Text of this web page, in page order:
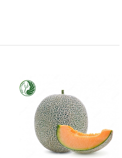
để trồng dưa lưới, cung cấp và lắp
cấp phân bón đủ loại cho dưa lưới
bao tiêu đầu ra của sản phẩm.
5, Phường Hiệp Bình Chánh, Thành
Minh, Việt Nam.
An Phú Đông, Quận 12, TP.HCM.